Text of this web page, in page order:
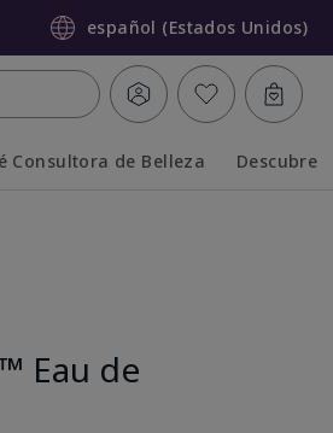
español (Estados Unidos)
Consultora de Belleza Descubre
Eau de